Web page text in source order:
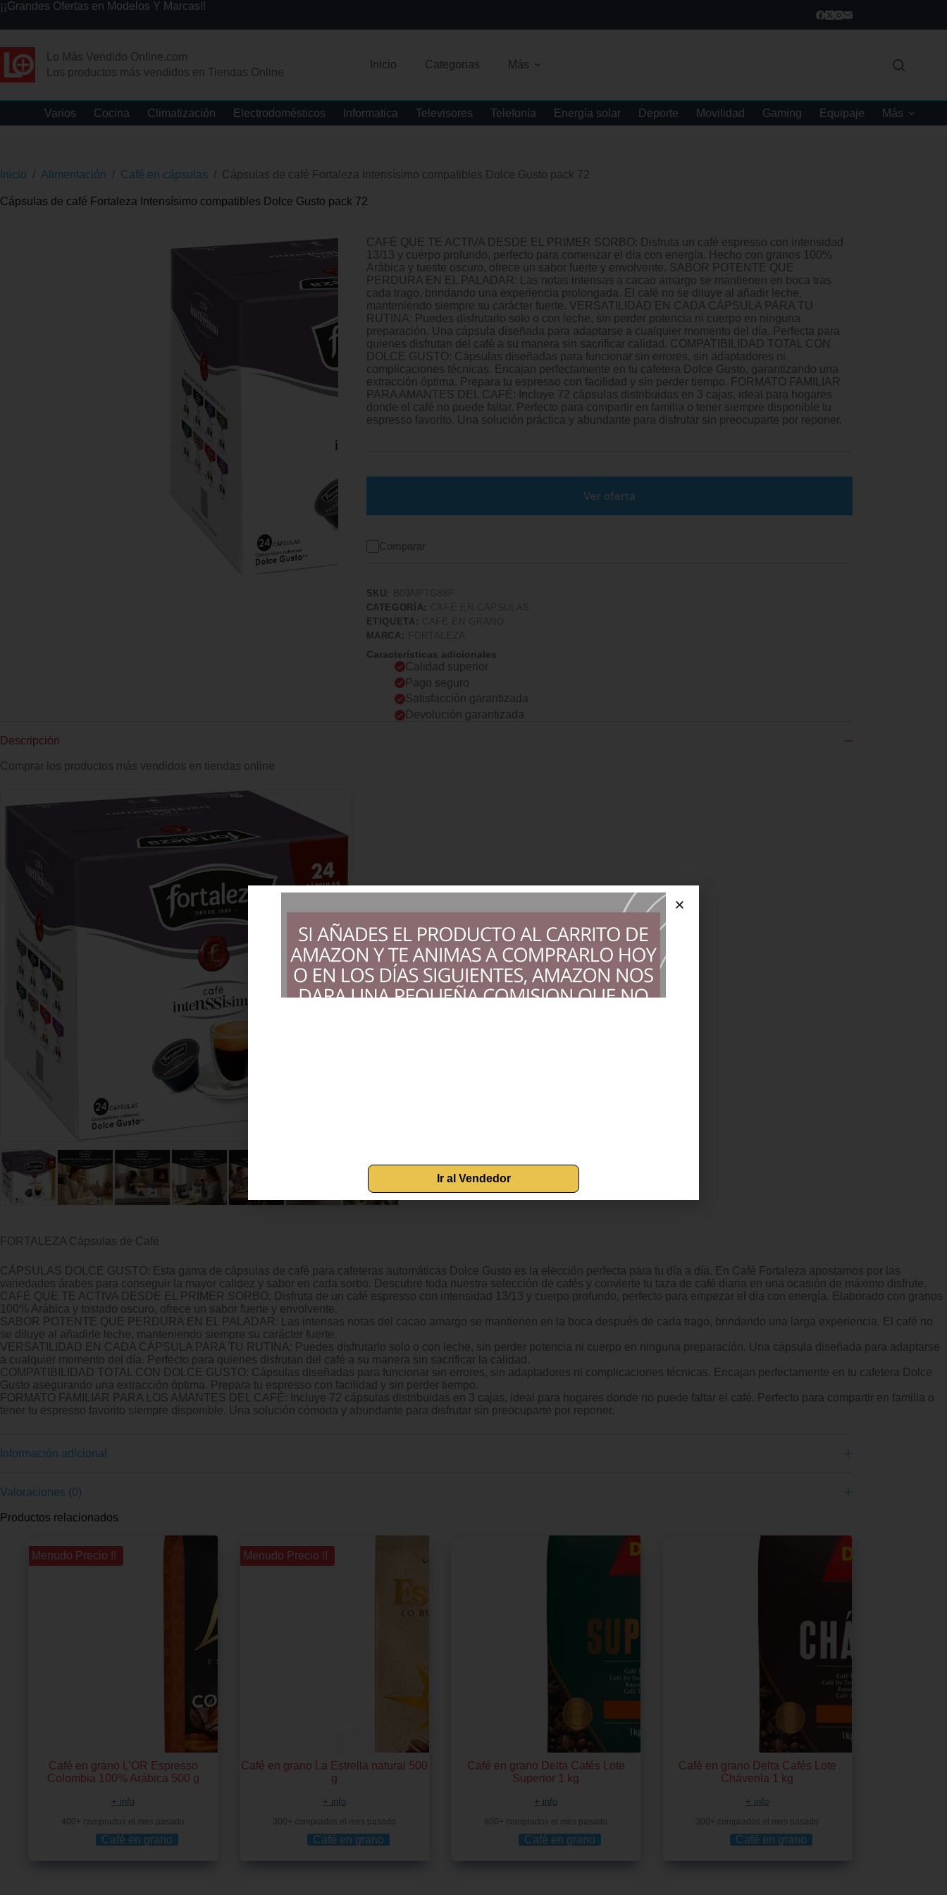
¡¡Grandes Ofertas en Modelos Y Marcas!!
Lo Más Vendido Online.com
Los productos más vendidos en Tiendas Online
Inicio Categorias Más
Varios Cocina Climatización Electrodomésticos Informatica Televisores Telefonía Energía solar Deporte Movilidad Gaming Equipaje Más
Inicio / Alimentación / Café en cápsulas / Cápsulas de café Fortaleza Intensísimo compatibles Dolce Gusto pack 72
Cápsulas de café Fortaleza Intensísimo compatibles Dolce Gusto pack 72
CAFÉ QUE TE ACTIVA DESDE EL PRIMER SORBO: Disfruta un café espresso con intensidad
13/13 y cuerpo profundo, perfecto para comenzar el día con energía. Hecho con granos 100%
Arábica y tueste oscuro, ofrece un sabor fuerte y envolvente. SABOR POTENTE QUE
PERDURA EN EL PALADAR: Las notas intensas a cacao amargo se mantienen en boca tras
cada trago, brindando una experiencia prolongada. El café no se diluye al añadir leche,
manteniendo siempre su carácter fuerte. VERSATILIDAD EN CADA CÁPSULA PARA TU
RUTINA: Puedes disfrutarlo solo o con leche, sin perder potencia ni cuerpo en ninguna
preparación. Una cápsula diseñada para adaptarse a cualquier momento del día. Perfecta para
quienes disfrutan del café a su manera sin sacrificar calidad. COMPATIBILIDAD TOTAL CON
DOLCE GUSTO: Cápsulas diseñadas para funcionar sin errores, sin adaptadores ni
complicaciones técnicas. Encajan perfectamente en tu cafetera Dolce Gusto, garantizando una
extracción óptima. Prepara tu espresso con facilidad y sin perder tiempo. FORMATO FAMILIAR
PARA AMANTES DEL CAFÉ: Incluye 72 cápsulas distribuidas en 3 cajas, ideal para hogares
donde el café no puede faltar. Perfecto para compartir en familia o tener siempre disponible tu
espresso favorito. Una solución práctica y abundante para disfrutar sin preocuparte por reponer.
Ver oferta
Comparar
SKU:
CATEGORÍA:
ETIQUETA:
MARCA:
Características adicionales
Calidad superior
Pago seguro
Satisfacción garantizada
Devolución garantizada
Descripción
Comprar los productos más vendidos en tiendas online
FORTALEZA Cápsulas de Café
CÁPSULAS DOLCE GUSTO: Esta gama de cápsulas de café para cafeteras automáticas Dolce Gusto es la elección perfecta para tu día a día. En Café Fortaleza apostamos por las
variedades árabes para conseguir la mayor calidez y sabor en cada sorbo. Descubre toda nuestra selección de cafés y convierte tu taza de café diaria en una ocasión de máximo disfrute.
CAFÉ QUE TE ACTIVA DESDE EL PRIMER SORBO: Disfruta de un café espresso con intensidad 13/13 y cuerpo profundo, perfecto para empezar el día con energía. Elaborado con granos
100% Arábica y tostado oscuro, ofrece un sabor fuerte y envolvente.
SABOR POTENTE QUE PERDURA EN EL PALADAR: Las intensas notas del cacao amargo se mantienen en la boca después de cada trago, brindando una larga experiencia. El café no
se diluye al añadirle leche, manteniendo siempre su carácter fuerte.
VERSATILIDAD EN CADA CÁPSULA PARA TU RUTINA: Puedes disfrutarlo solo o con leche, sin perder potencia ni cuerpo en ninguna preparación. Una cápsula diseñada para adaptarse
a cualquier momento del día. Perfecto para quienes disfrutan del café a su manera sin sacrificar la calidad.
COMPATIBILIDAD TOTAL CON DOLCE GUSTO: Cápsulas diseñadas para funcionar sin errores, sin adaptadores ni complicaciones técnicas. Encajan perfectamente en tu cafetera Dolce
Gusto asegurando una extracción óptima. Prepara tu espresso con facilidad y sin perder tiempo.
FORMATO FAMILIAR PARA LOS AMANTES DEL CAFÉ: Incluye 72 cápsulas distribuidas en 3 cajas, ideal para hogares donde no puede faltar el café. Perfecto para compartir en familia o
tener tu espresso favorito siempre disponible. Una solución cómoda y abundante para disfrutar sin preocuparte por reponer.
Información adicional
Valoraciones (0)
Productos relacionados
¡¡ Menudo Precio !!
Café en grano L’OR Espresso
Colombia 100% Arábica 500 g
+ info
400+ comprados el mes pasado
Café en grano
¡¡ Menudo Precio !!
Café en grano La Estrella natural 500
g
+ info
300+ comprados el mes pasado
Café en grano
Café en grano Delta Cafés Lote
Superior 1 kg
+ info
800+ comprados el mes pasado
Café en grano
Café en grano Delta Cafés Lote
Chávenla 1 kg
+ info
300+ comprados el mes pasado
Café en grano
Ir al Vendedor